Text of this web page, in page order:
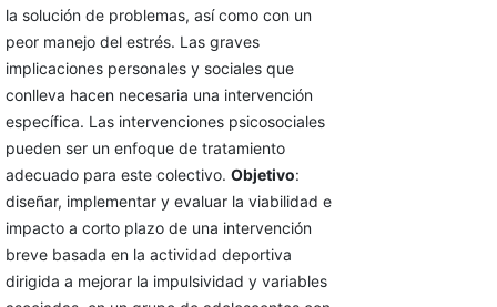
la solución de problemas, así como con un
peor manejo del estrés. Las graves
implicaciones personales y sociales que
conlleva hacen necesaria una intervención
específica. Las intervenciones psicosociales
pueden ser un enfoque de tratamiento
adecuado para este colectivo. Objetivo:
diseñar, implementar y evaluar la viabilidad e
impacto a corto plazo de una intervención
breve basada en la actividad deportiva
dirigida a mejorar la impulsividad y variables